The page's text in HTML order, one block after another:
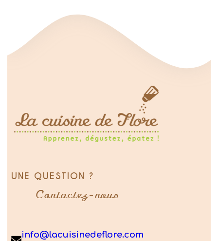
UNE QUESTION ?
Contactez-nous
info@lacuisinedeflore.com